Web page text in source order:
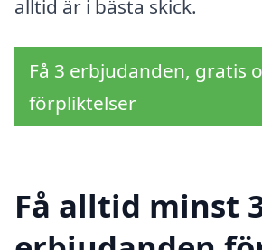
alltid är i bästa skick.
Få 3 erbjudanden, gratis
förpliktelser
Få alltid minst